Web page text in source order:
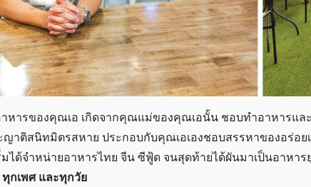
าหารของคุณเอ เกิดจากคุณแม่ของคุณเอนั้น ชอบทำอาหารแล
าติสนิทมิตรสหาย ประกอบกับคุณเอเองชอบสรรหาของอร่อยเ
ได้จำหน่ายอาหารไทย จีน ซีฟู้ด จนสุดท้ายได้ผันมาเป็นอาหาร
กเพศ และทุกวัย